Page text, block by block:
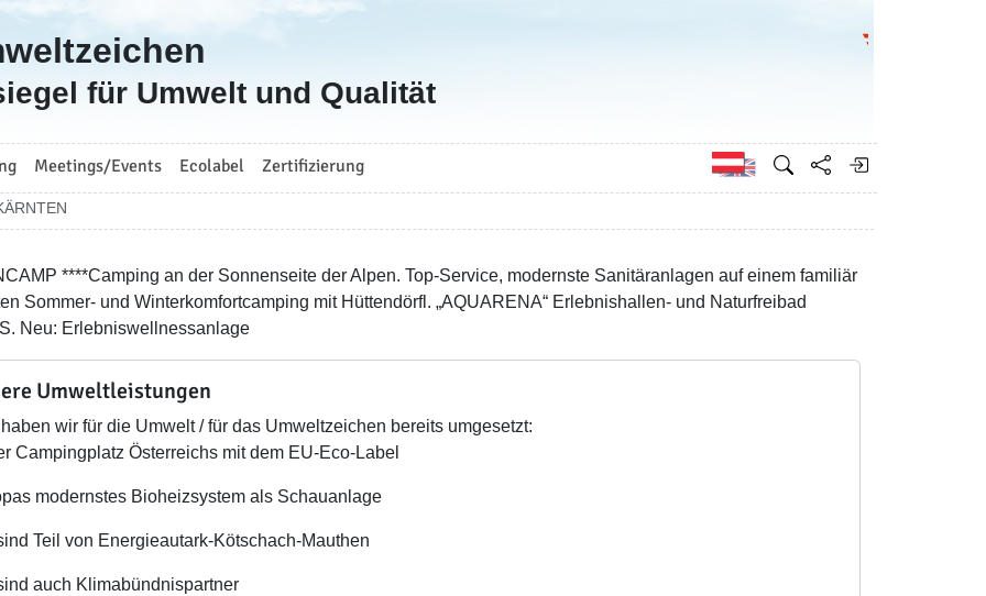
für Umwelt und Qualität
Meetings/Events Ecolabel Zertifizierung Englisch
****Camping an der Sonnenseite der Alpen. Top-Service, modernste Sanitäranlagen auf einem familiär
Sommer- und Winterkomfortcamping mit Hüttendörfl. „AQUARENA“ Erlebnishallen- und Naturfreibad
Neu: Erlebniswellnessanlage
Umweltleistungen
wir für die Umwelt / für das Umweltzeichen bereits umgesetzt:
Campingplatz Österreichs mit dem EU-Eco-Label
modernstes Bioheizsystem als Schauanlage
Teil von Energieautark-Kötschach-Mauthen
auch Klimabündnispartner